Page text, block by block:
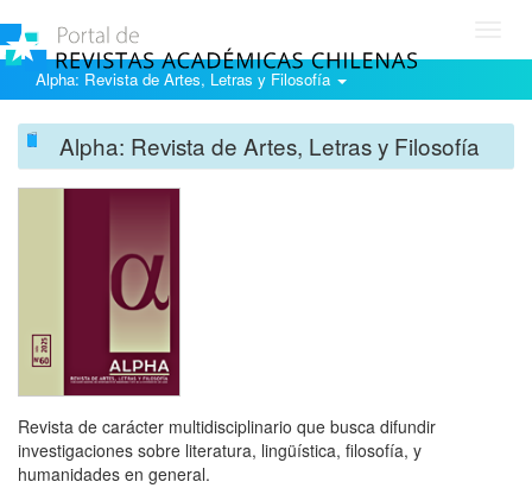
Alpha: Revista de Artes, Letras y Filosofía
Alpha: Revista de Artes, Letras y Filosofía
Revista de carácter multidisciplinario que busca difundir
investigaciones sobre literatura, lingüística, filosofía, y
humanidades en general.